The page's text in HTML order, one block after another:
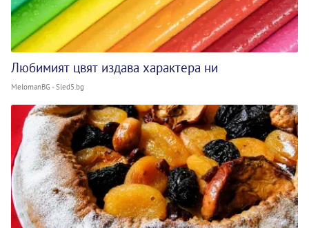
Любимият цвят издава характера ни
MelomanBG - Sled5.bg